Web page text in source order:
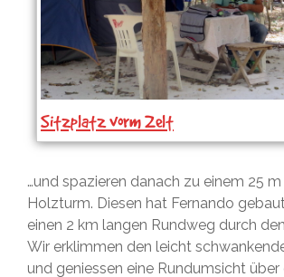
Sitzplatz vorm Zelt
…und spazieren danach zu einem 25
Holzturm. Diesen hat Fernando
einen 2 km langen Rundweg durch
Wir erklimmen den leicht
und geniessen eine Rundumsicht über